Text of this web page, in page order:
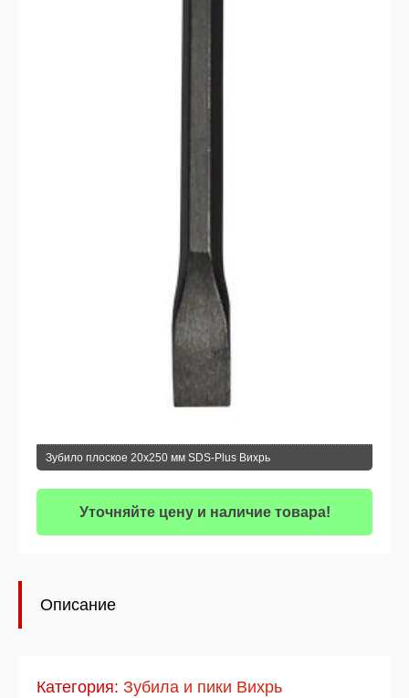
Зубило плоское 20x250 мм SDS-Plus Вихрь
Уточняйте цену и наличие товара!
Описание
Категория: Зубила и пики Вихрь